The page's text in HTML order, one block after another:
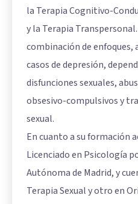
la Terapia Cognitivo-
y la Terapia
combinación de enfoques,
casos de depresión,
disfunciones sexuales,
obsesivo-compulsivos y
sexual.
En cuanto a su formación
Licenciado en Psicología
Autónoma de Madrid, y
Terapia Sexual y otro en